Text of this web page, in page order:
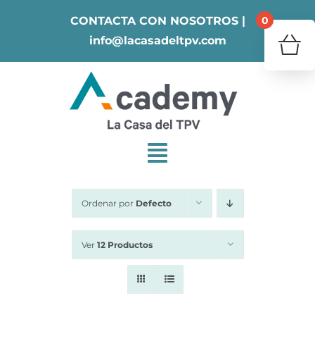
CONTACTA CON NOSOTROS |
info@lacasadeltpv.com
Ordenar por Defecto
Ver 12 Productos
0